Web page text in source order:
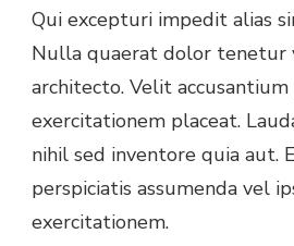
Qui excepturi impedit alias
Nulla quaerat dolor
architecto. Velit
exercitationem placeat.
nihil sed inventore quia aut.
perspiciatis assumenda vel
exercitationem.